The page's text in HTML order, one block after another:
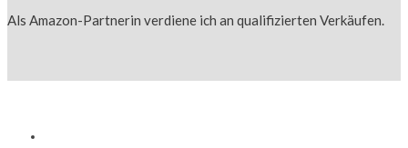
Als Amazon-Partnerin verdiene ich an qualifizierten Verkäufen.